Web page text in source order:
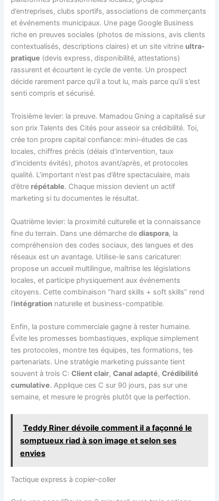
d’entreprises, clubs sportifs, associations de commerçants
et événements municipaux. Une page Google Business
riche en preuves sociales (photos de missions, avis clients
contextualisés, descriptions claires) et un site vitrine ultra-
pratique (devis express, disponibilité, attestations)
rassurent et écourtent le cycle de vente. Un prospect
décide rarement parce qu’il a tout lu, mais parce qu’il s’est
senti compris et sécurisé.
Troisième levier: la preuve. Mamadou Gning a capitalisé sur
son prix Talents des Cités pour asseoir sa crédibilité. Toi,
crée ton propre capital confiance: mini-études de cas
locales, chiffres précis (délais d’intervention, taux
d’incidents évités), photos avant/après, et protocoles
qualité. L’important n’est pas d’être spectaculaire, mais
d’être répétable. Chaque mission devient un actif
marketing si tu documentes le résultat.
Quatrième levier: la proximité culturelle et la connaissance
fine du terrain. Dans une démarche dediaspora, la
compréhension des codes sociaux, des langues et des
réseaux est un avantage. Utilise-le sans caricaturer:
propose un accueil multilingue, maîtrise les législations
locales, et participe physiquement aux événements
citoyens. Cette combinaison “hard skills + soft skills” rend
l’intégration naturelle et business-compatible.
Enfin, la posture commerciale gagne à rester humaine.
Évite les promesses bombastiques, explique simplement
tes protocoles, montre tes équipes, tes formations, tes
partenariats. Une stratégie marketing puissante tient
souvent à trois C:Client clair,Canal adapté,Crédibilité
cumulative. Applique ces C sur 90 jours, pas sur une
semaine, et mesure le progrès plutôt que la perfection.
Teddy Riner dévoile comment il a façonné le
somptueux riad à son image et selon ses
envies
Tactique express à copier-coller